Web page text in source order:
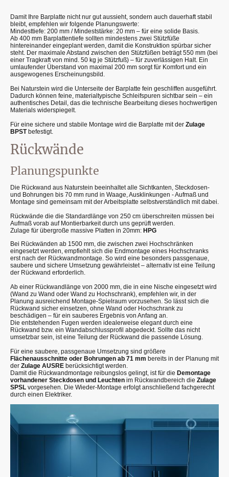
Damit Ihre Barplatte nicht nur gut aussieht, sondern auch dauerhaft stabil
bleibt, empfehlen wir folgende Planungswerte:
Mindesttiefe: 200 mm / Mindeststärke: 20 mm – für eine solide Basis.
Ab 400 mm Barplattentiefe sollten mindestens zwei Stützfüße
hintereinander eingeplant werden, damit die Konstruktion spürbar sicher
steht. Der maximale Abstand zwischen den Stützfüßen beträgt 550 mm (bei
einer Tragkraft von mind. 50 kg je Stützfuß) – für zuverlässigen Halt. Ein
umlaufender Überstand von maximal 200 mm sorgt für Komfort und ein
ausgewogenes Erscheinungsbild.
Bei Naturstein wird die Unterseite der Barplatte fein geschliffen ausgeführt.
Dadurch können feine, materialtypische Schleifspuren sichtbar sein – ein
authentisches Detail, das die technische Bearbeitung dieses hochwertigen
Materials widerspiegelt.
Für eine sichere und stabile Montage wird die Barplatte mit der Zulage
BPSTbefestigt.
Rückwände
Planungspunkte
Die Rückwand aus Naturstein beeinhaltet alle Sichtkanten, Steckdosen-
und Bohrungen bis 70 mm rund in Waage, Ausklinkungen - Aufmaß und
Montage sind gemeinsam mit der Arbeitsplatte selbstverständlich mit dabei.
Rückwände die die Standardlänge von 250 cm überschreiten müssen bei
Aufmaß vorab auf Montierbarkeit durch uns geprüft werden.
Zulage für übergroße massive Platten in 20mm: HPG
Bei Rückwänden ab 1500 mm, die zwischen zwei Hochschränken
eingesetzt werden, empfiehlt sich die Endmontage eines Hochschranks
erst nach der Rückwandmontage. So wird eine besonders passgenaue,
saubere und sichere Umsetzung gewährleistet – alternativ ist eine Teilung
der Rückwand erforderlich.
Ab einer Rückwandlänge von 2000 mm, die in eine Nische eingesetzt wird
(Wand zu Wand oder Wand zu Hochschrank), empfehlen wir, in der
Planung ausreichend Montage-Spielraum vorzusehen. So lässt sich die
Rückwand sicher einsetzen, ohne Wand oder Hochschrank zu
beschädigen – für ein sauberes Ergebnis von Anfang an.
Die entstehenden Fugen werden idealerweise elegant durch eine
Rückwand bzw. ein Wandabschlussprofil abgedeckt. Sollte das nicht
umsetzbar sein, ist eine Teilung der Rückwand die passende Lösung.
Für eine saubere, passgenaue Umsetzung sind größere
Flächenausschnitte oder Bohrungen ab 71 mm bereits in der Planung mit
der Zulage AUSRE berücksichtigt werden.
Damit die Rückwandmontage reibungslos gelingt, ist für die Demontage
vorhandener Steckdosen und Leuchten im Rückwandbereich die Zulage
SPSL vorgesehen. Die Wieder-Montage erfolgt anschließend fachgerecht
durch einen Elektriker.